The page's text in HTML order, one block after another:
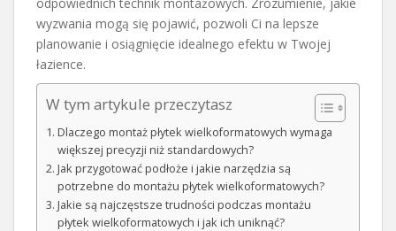
wyzwania mogą się pojawić, pozwoli Ci na lepsze
planowanie i osiągnięcie idealnego efektu w Twojej
łazience.
W tym artykule przeczytasz
Dlaczego montaż płytek wielkoformatowych wymaga
większej precyzji niż standardowych?
Jak przygotować podłoże i jakie narzędzia są
potrzebne do montażu płytek wielkoformatowych?
Jakie są najczęstsze trudności podczas montażu
płytek wielkoformatowych i jak ich uniknąć?